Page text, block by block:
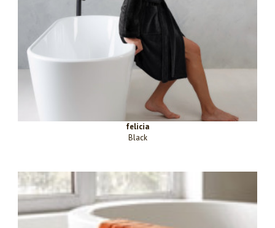
felicia
Black